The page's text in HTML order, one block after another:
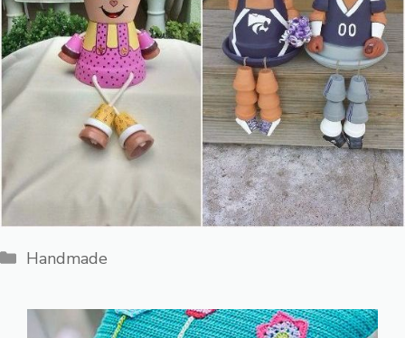
Categorii
Handmade